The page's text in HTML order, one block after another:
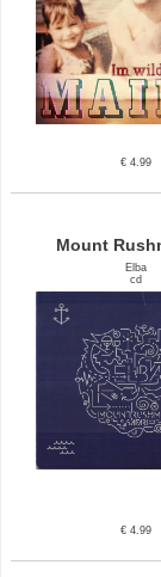
€ 4.99
Mount
Elba
cd
€ 4.99